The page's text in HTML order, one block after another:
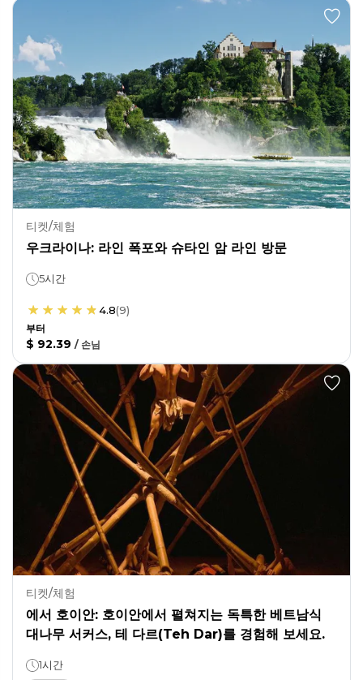
티켓/체험
우크라이나: 라인 폭포와 슈타인 암 라인 방문
5시간
4.8(9)
부터
$ 92.39 / 손님
티켓/체험
에서 호이안: 호이안에서 펼쳐지는 독특한 베트남식
대나무 서커스, 테 다르(Teh Dar)를 경험해 보세요.
1시간